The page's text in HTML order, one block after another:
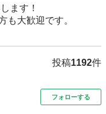
ます！
も大歓迎です。
投稿1192件
フォローする